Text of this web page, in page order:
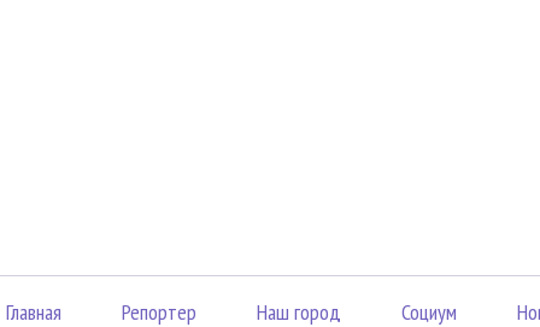
Главная Репортер Наш город Социум